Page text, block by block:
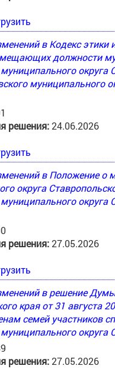
в Кодекс
должности
муниципального
решения:24.06.2026
в Положение
округа
округа
решения:27.05.2026
в решение
края от 31
семей участников
округа
решения:27.05.2026